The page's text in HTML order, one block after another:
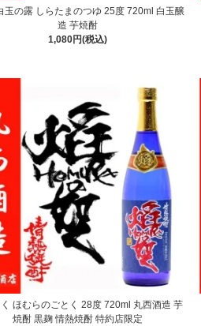
玉の露 しらたまのつゆ 25度 720ml 白玉醸
造 芋焼酎
1,080円(税込)
ほむらのごとく 28度 720ml 丸西酒造 芋
焼酎 黒麹 情熱焼酎 特約店限定